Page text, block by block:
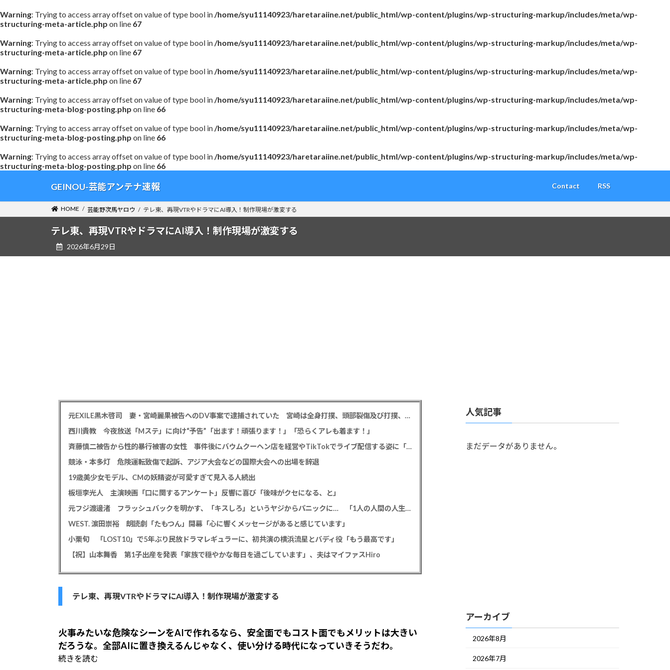
Warning: Trying to access array offset on value of type bool in/home/syu11140923/haretaraiine.net/public_html/wp-content/plugins/wp-structuring-markup/includes/meta/wp-
structuring-meta-article.php on line 67
Warning: Trying to access array offset on value of type bool in/home/syu11140923/haretaraiine.net/public_html/wp-content/plugins/wp-structuring-markup/includes/meta/wp-
structuring-meta-article.php on line 67
Warning: Trying to access array offset on value of type bool in/home/syu11140923/haretaraiine.net/public_html/wp-content/plugins/wp-structuring-markup/includes/meta/wp-
structuring-meta-article.php on line 67
Warning: Trying to access array offset on value of type bool in/home/syu11140923/haretaraiine.net/public_html/wp-content/plugins/wp-structuring-markup/includes/meta/wp-
structuring-meta-blog-posting.php on line 66
Warning: Trying to access array offset on value of type bool in/home/syu11140923/haretaraiine.net/public_html/wp-content/plugins/wp-structuring-markup/includes/meta/wp-
structuring-meta-blog-posting.php on line 66
Warning: Trying to access array offset on value of type bool in/home/syu11140923/haretaraiine.net/public_html/wp-content/plugins/wp-structuring-markup/includes/meta/wp-
structuring-meta-blog-posting.php on line 66
テ
ゲ
GEINOU-芸能アンテナ速報 Contact RSS
HOME 芸能野次馬ヤロウ テレ東、再現VTRやドラマにAI導入！制作現場が激変する
テレ東、再現VTRやドラマにAI導入！制作現場が激変する
2026年6月29日
元EXILE黒木啓司 妻・宮崎麗果被告へのDV事案で逮捕されていた 宮崎は全身打撲、頭部裂傷及び打撲、頸部損傷の怪我
西川貴教 今夜放送「Mステ」に向け“予告”「出ます！頑張ります！」「恐らくアレも着ます！」
斉藤慎二被告から性的暴行被害の女性 事件後にバウムクーヘン店を経営やTikTokでライブ配信する姿に「言葉にできない悔しさと怒り」
競泳・本多灯 危険運転致傷で起訴、アジア大会などの国際大会への出場を辞退
19歳美少女モデル、CMの妖精姿が可愛すぎて見入る人続出
板垣李光人 主演映画「口に関するアンケート」反響に喜び「後味がクセになる、と」
元フジ渡邊渚 フラッシュバックを明かす、「キスしろ」というヤジからパニックに… 「1人の人間の人生に、当たり前の生活を奪った人が全て悪い」
WEST. 濵田崇裕 朗読劇「たもつん」開幕「心に響くメッセージがあると感じています」
小栗旬 「LOST10」で5年ぶり民放ドラマレギュラーに、初共演の横浜流星とバディ役「もう最高です」
【祝】山本舞香 第1子出産を発表「家族で穏やかな毎日を過ごしています」、夫はマイファスHiro
テレ東、再現VTRやドラマにAI導入！制作現場が激変する
火事みたいな危険なシーンをAIで作れるなら、安全面でもコスト面でもメリットは大きい
だろうな。全部AIに置き換えるんじゃなく、使い分ける時代になっていきそうだわ。
続きを読む
人気記事
まだデータがありません。
アーカイブ
2026年8月
2026年7月